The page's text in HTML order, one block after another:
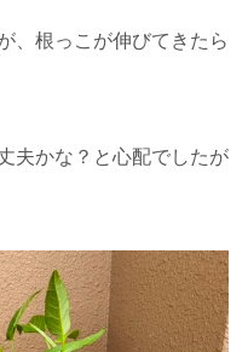
、根っこが伸びてきたら
夫かな？と心配でしたが